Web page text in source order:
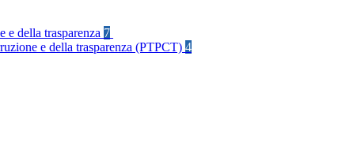
e della trasparenza 7
e della trasparenza (PTPCT) 4